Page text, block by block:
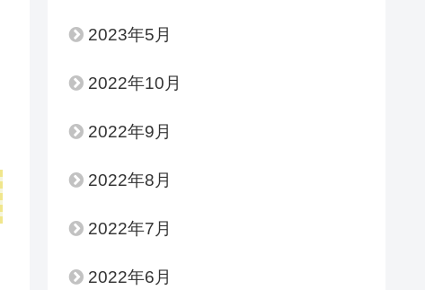
2023年5月
2022年10月
2022年9月
2022年8月
2022年7月
2022年6月